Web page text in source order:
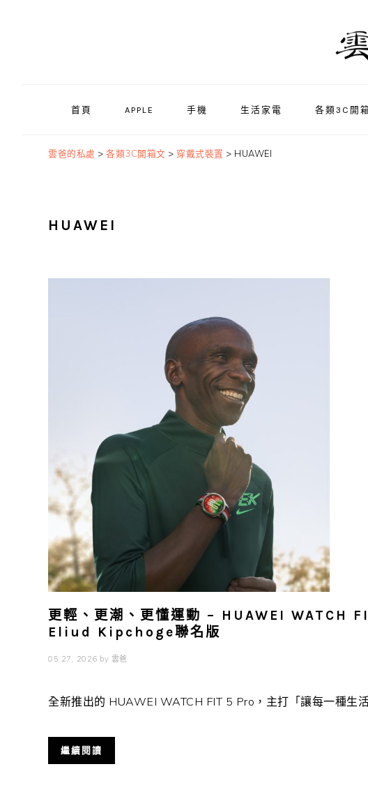
首頁 APPLE 手機 生活家電 各類3C開
雲爸的私處 > 各類3C開箱文 > 穿戴式裝置 > HUAWEI
HUAWEI
更輕、更潮、更懂運動 – HUAWEI
Eliud Kipchoge聯名版
05 27, 2026 by 雲爸
全新推出的 HUAWEI WATCH FIT 5 Pro，主打「讓每一種生
繼續閱讀